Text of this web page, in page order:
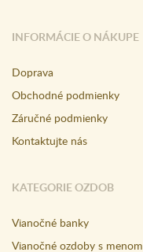
INFORMÁCIE O NÁKUPE
Doprava
Obchodné podmienky
Záručné podmienky
Kontaktujte nás
KATEGORIE OZDOB
Vianočné banky
Vianočné ozdoby s menom